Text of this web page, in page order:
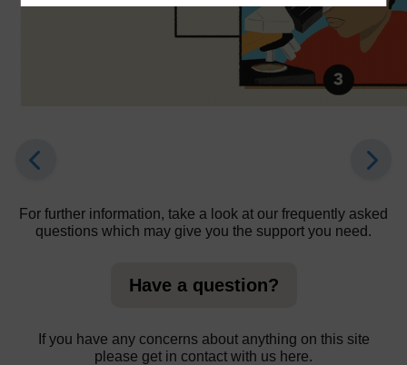
For further information, take a look at our frequently asked
questions which may give you the support you need.
Have a question?
If you have any concerns about anything on this site
please get in contact with us here.